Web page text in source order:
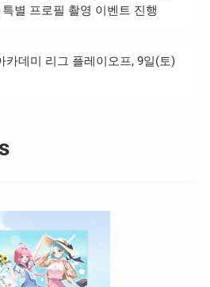
별 프로필 촬영 이벤트 진행
카데미 리그 플레이오프, 9일(토)